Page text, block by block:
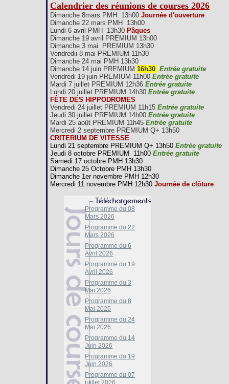
Calendrier des réunions de courses 2026
Dimanche 8mars PMH 13h00Journée d'ouverture
Dimanche 22 mars PMH 13h00
Lundi 6 avril PMH 13h30 Pâques
Dimanche 19 avril PREMIUM 13h00
Dimanche 3 mai PREMIUM 13h30
Vendredii 8 mai PREMIUM 11h30
Dimanche 24 mai PMH 13h30
Dimanche 14 juin PREMIUM16h30 Entrée gratuite
Vendredi 19 juin PREMIUM 11h00Entrée gratuite
Mardi 7 juillet PREMIUM 12h36Entrée gratuite
Lundi 20 juillet PREMIUM 14h30Entrée gratuite
FÊTE DES HIPPODROMES
Vendredi 24 juillet PREMIUM 11h15Entrée gratuite
Jeudi 30 juillet PREMIUM 14h00 Entrée gratuite
Mardi 25 août PREMIUM 11h45Entrée gratuite
Mercredi 2 septembre PREMIUM Q+ 13h50
CRITERIUM DE VITESSE
Lundi 21 septembre PREMIUM Q+ 13h50Entrée gratuite
Jeudi 8 octobre PREMIUM 11h00Entrée gratuite
Samedi 17 octobre PMH 13h30
Dimanche 25 Octobre PMH 13h30
Dimanche 1er novembre PMH 12h30
Mercredi 11 novembre PMH 12h30Journée de clôture
Programme du 08
Mars 2026
Programme du 22
Mars 2026
Programme du 6
Avril 2026
Programme du 19
Avril 2026
Programme du 3
Mai 2026
Programme du 8
Mai 2026
Programme du 24
Mai 2026
Programme du 14
Juin 2026
Programme du 19
Juin 2026
Programme du 07
juillet 2026